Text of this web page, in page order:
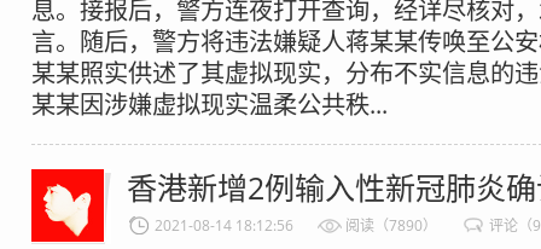
息。接报后，警方连夜打开查询，经详尽核对
言。随后，警方将违法嫌疑人蒋某某传唤至公
某某照实供述了其虚拟现实，分布不实信息的
某某因涉嫌虚拟现实温柔公共秩...
香港新增2例输入性新冠肺炎
2021-08-14 18:12:56 阅读（7890） 评论（